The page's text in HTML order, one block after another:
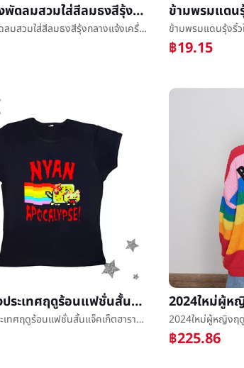
นักรบหญิงพัดลมสวมใส่สีลมธงสีรุ้งกลางแจ้งเครื่องประดับธงการค้าต่างประเทศธงกิจกรรมสวมใส่è©ธง
นักรบหญิงพัดลมสวมใส่สีลมธงสีรุ้งกลางแจ้งเครื่องประดับธงการค้าต่างประเทศธงกิจกรรมสวมใส่è©ธง
฿19.15
การค้าต่างประเทศฤดูร้อนแฟชั่นสั้นแจ็คเก็ตฮาราจูกุรุ้งลูกแมวลวดลายการพิมพ์Leisureแฟชั่นบางแสดงบางแจ็คเก็ต
การค้าต่างประเทศฤดูร้อนแฟชั่นสั้นแจ็คเก็ตฮาราจูกุรุ้งลูกแมวลวดลายการพิมพ์Leisureแฟชั่นบางแสดงบางแจ็คเก็ต
฿225.86